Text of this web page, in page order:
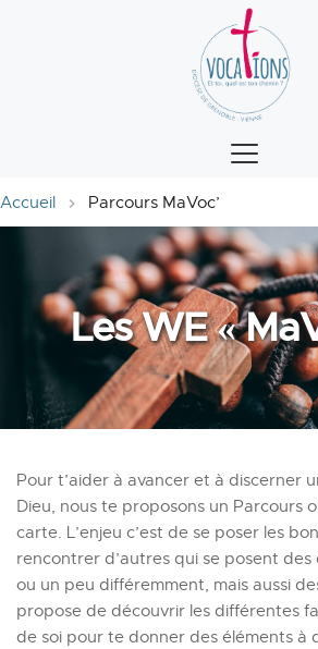
Accueil Parcours MaVoc’
Les WE «
Pour t’aider à avancer et à discerner
Dieu, nous te proposons un Parcours
carte. L’enjeu c’est de se poser les
rencontrer d’autres qui se posent des
ou un peu différemment, mais aussi
propose de découvrir les différentes
de soi pour te donner des éléments à